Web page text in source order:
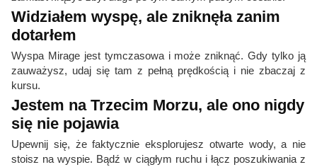
Widziałem wyspę, ale zniknęła zanim
dotarłem
Wyspa Mirage jest tymczasowa i może zniknąć. Gdy tylko ją
zauważysz, udaj się tam z pełną prędkością i nie zbaczaj z
kursu.
Jestem na Trzecim Morzu, ale ono nigdy
się nie pojawia
Upewnij się, że faktycznie eksplorujesz otwarte wody, a nie
stoisz na wyspie. Bądź w ciągłym ruchu i łącz poszukiwania z